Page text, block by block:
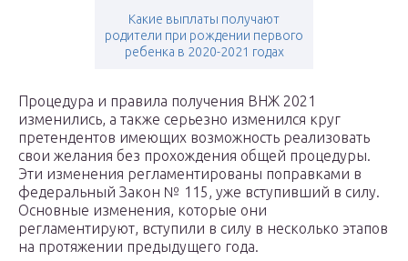
Какие выплаты получают
родители при рождении первого
ребенка в 2020-2021 годах
Процедура и правила получения ВНЖ 2021
изменились, а также серьезно изменился круг
претендентов имеющих возможность реализовать
свои желания без прохождения общей процедуры.
Эти изменения регламентированы поправками в
федеральный Закон № 115, уже вступивший в силу.
Основные изменения, которые они
регламентируют, вступили в силу в несколько этапов
на протяжении предыдущего года.